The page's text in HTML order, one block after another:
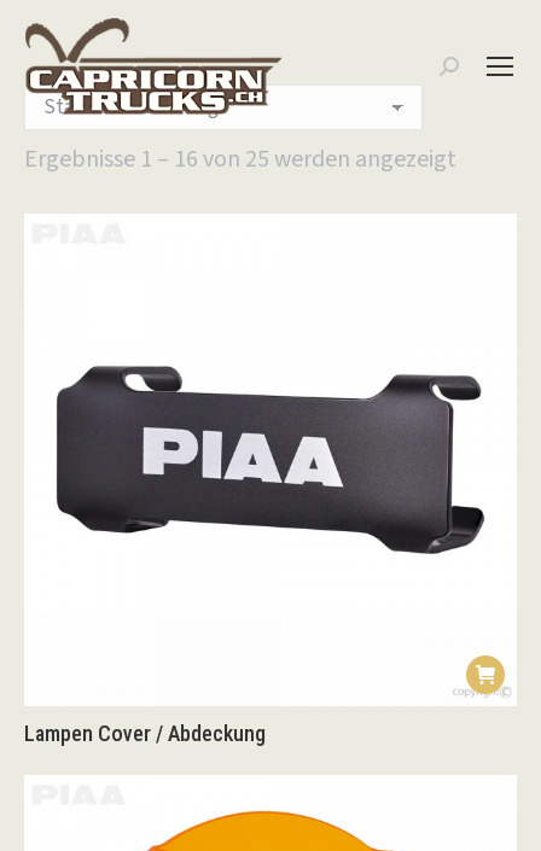
Search:
Ergebnisse 1 – 16 von 25 werden angezeigt
Lampen Cover / Abdeckung